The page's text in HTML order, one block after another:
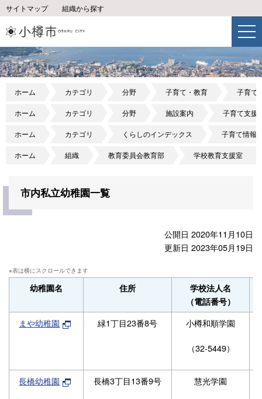
サイトマップ 組織から探す
ホーム カテゴリ 分野 子育て・教育 子育て
ホーム カテゴリ 分野 施設案内 子育て支援
ホーム カテゴリ くらしのインデックス 子育て情報
ホーム 組織 教育委員会教育部 学校教育支援室
市内私立幼稚園一覧
公開日 2020年11月10日
更新日 2023年05月19日
幼稚園名 住所
学校法人名
（電話番号）
まや幼稚園 緑1丁目23番8号 小樽和順学園
（32-5449）
長橋幼稚園 長橋3丁目13番9号 慧光学園